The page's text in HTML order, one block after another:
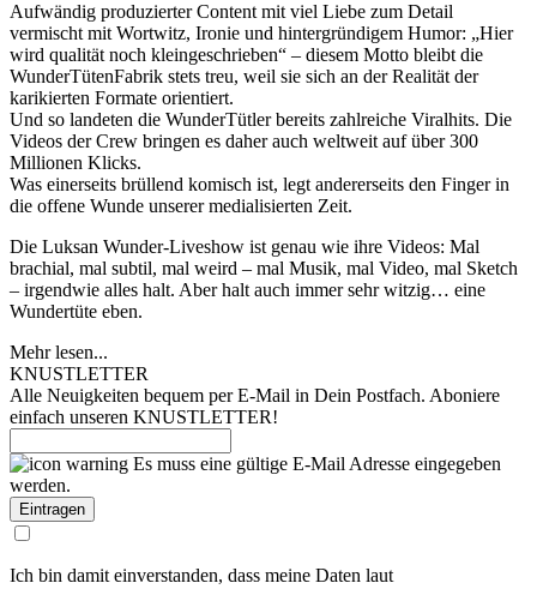
Aufwändig produzierter Content mit viel Liebe zum Detail
vermischt mit Wortwitz, Ironie und hintergründigem Humor: „Hier
wird qualität noch kleingeschrieben“ – diesem Motto bleibt die
WunderTütenFabrik stets treu, weil sie sich an der Realität der
karikierten Formate orientiert.
Und so landeten die WunderTütler bereits zahlreiche Viralhits. Die
Videos der Crew bringen es daher auch weltweit auf über 300
Millionen Klicks.
Was einerseits brüllend komisch ist, legt andererseits den Finger in
die offene Wunde unserer medialisierten Zeit.
Die Luksan Wunder-Liveshow ist genau wie ihre Videos: Mal
brachial, mal subtil, mal weird – mal Musik, mal Video, mal Sketch
– irgendwie alles halt. Aber halt auch immer sehr witzig… eine
Wundertüte eben.
Mehr lesen...
KNUSTLETTER
Alle Neuigkeiten bequem per E-Mail in Dein Postfach. Aboniere
einfach unseren KNUSTLETTER!
Es muss eine gültige E-Mail Adresse eingegeben
werden.
Ich bin damit einverstanden, dass meine Daten laut